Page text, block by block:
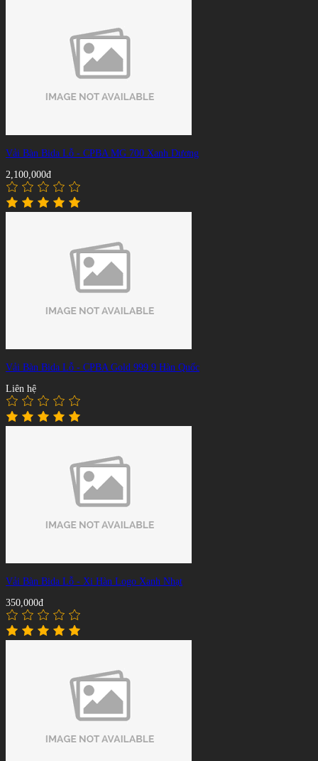
Vải Bàn Bida Lỗ - CPBA MG 700 Xanh Dương
2,100,000đ
Vải Bàn Bida Lỗ - CPBA Gold 999.9 Hàn Quốc
Liên hệ
Vải Bàn Bida Lỗ - Xi Hàn Logo Xanh Nhạt
350,000đ